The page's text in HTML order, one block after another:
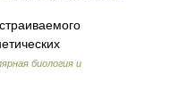
биология и